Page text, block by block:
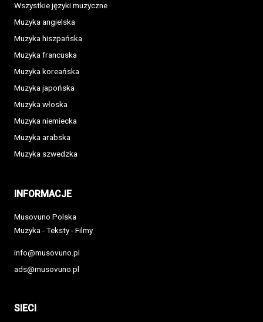
Wszystkie języki muzyczne
Muzyka angielska
Muzyka hiszpańska
Muzyka francuska
Muzyka koreańska
Muzyka japońska
Muzyka włoska
Muzyka niemiecka
Muzyka arabska
Muzyka szwedzka
INFORMACJE
Musovuno Polska
Muzyka - Teksty - Filmy
info@musovuno.pl
ads@musovuno.pl
SIECI